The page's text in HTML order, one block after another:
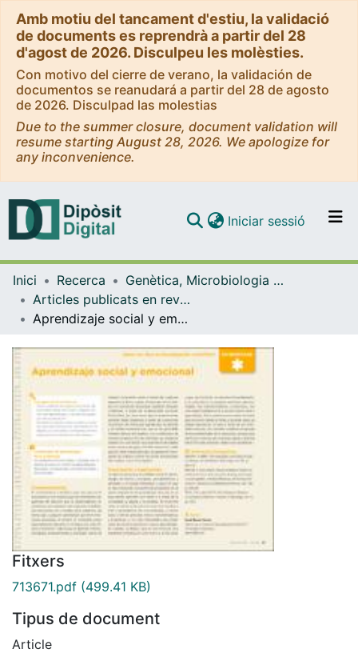
Amb motiu del tancament d'estiu, la validació
de documents es reprendrà a partir del 28
d'agost de 2026. Disculpeu les molèsties.
Con motivo del cierre de verano, la validación de
documentos se reanudará a partir del 28 de agosto
de 2026. Disculpad las molestias
Due to the summer closure, document validation will
resume starting August 28, 2026. We apologize for
any inconvenience.
Navega per tot el DD
Contacte
Iniciar sessió (current)
Inici Recerca
Genètica, Microbiologia i Estadística
Articles publicats en revistes (Genètica, Microbiologia i Estadística)
Aprendizaje social y emocional
Fitxers
713671.pdf (499.41 KB)
Tipus de document
Article